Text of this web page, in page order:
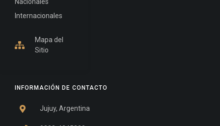
INFORMACIÓN DE CONTACTO
Jujuy, Argentina
Internacionales
Mapa del
Sitio